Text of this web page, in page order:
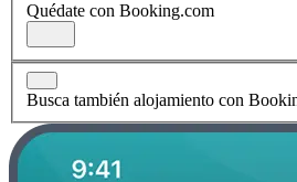
Quédate con Booking.com
Busca también alojamiento con